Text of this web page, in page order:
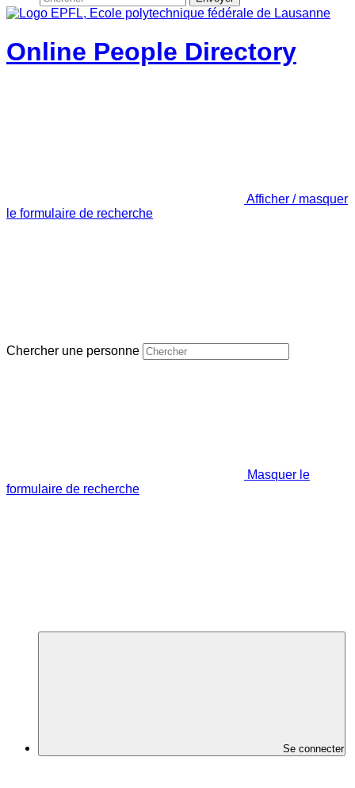
Online People Directory
Afficher / masquer
le formulaire de recherche
Chercher une personne
Masquer le
formulaire de recherche
Se connecter